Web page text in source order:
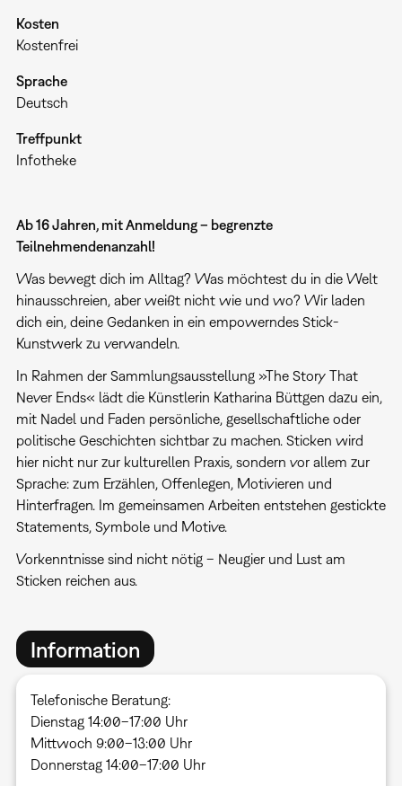
Kosten
Kostenfrei
Sprache
Deutsch
Treffpunkt
Infotheke
Ab 16 Jahren, mit Anmeldung – begrenzte
Teilnehmendenanzahl!
Was bewegt dich im Alltag? Was möchtest du in die Welt
hinausschreien, aber weißt nicht wie und wo? Wir laden
dich ein, deine Gedanken in ein empowerndes Stick-
Kunstwerk zu verwandeln.
In Rahmen der Sammlungsausstellung »The Story That
Never Ends« lädt die Künstlerin Katharina Büttgen dazu ein,
mit Nadel und Faden persönliche, gesellschaftliche oder
politische Geschichten sichtbar zu machen. Sticken wird
hier nicht nur zur kulturellen Praxis, sondern vor allem zur
Sprache: zum Erzählen, Offenlegen, Motivieren und
Hinterfragen. Im gemeinsamen Arbeiten entstehen gestickte
Statements, Symbole und Motive.
Vorkenntnisse sind nicht nötig – Neugier und Lust am
Sticken reichen aus.
Information
Telefonische Beratung:
Dienstag 14:00–17:00 Uhr
Mittwoch 9:00–13:00 Uhr
Donnerstag 14:00–17:00 Uhr